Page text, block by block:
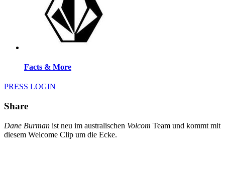
Facts & More
PRESS LOGIN
Share
Dane Burman ist neu im australischen Volcom Team und kommt mit
diesem Welcome Clip um die Ecke.